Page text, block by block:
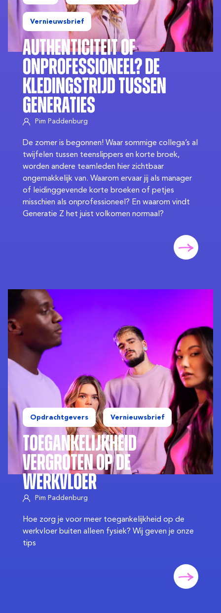
Vernieuwsbrief
Authenticiteit of
Onprofessioneel? De
Kledingstrijd Tussen
Generaties
Pim Paddenburg
De zomer is begonnen! Waar sommige collega’s al
twijfelen tussen teenslippers en korte broek,
worden andere teamleden hier zichtbaar
ongemakkelijk van. Waarom ervaar jij als manager
of leidinggevende korte broeken of petjes
misschien als onprofessioneel? En waarom vindt
Generatie Z het juist volkomen normaal?
Opdrachtgevers Vernieuwsbrief
Toegankelijkheid
Vergroten op de
Werkvloer
Pim Paddenburg
Hoe zorg je voor meer toegankelijkheid op de
werkvloer buiten alleen fysiek? Wij geven je onze
tips